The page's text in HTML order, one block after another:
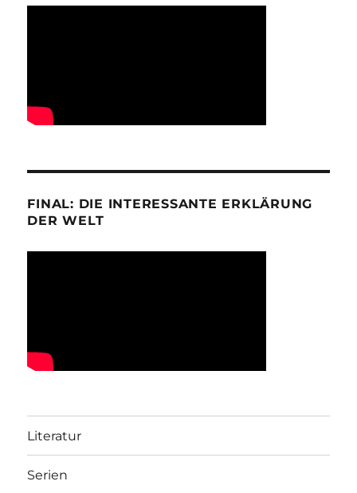
FINAL: DIE INTERESSANTE ERKLÄRUNG
DER WELT
Literatur
Serien